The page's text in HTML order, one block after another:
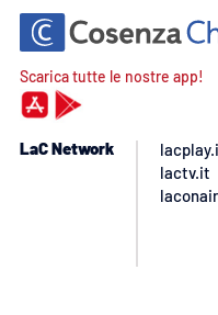
Scarica tutte le nostre app!
LaC Network
lactv.it